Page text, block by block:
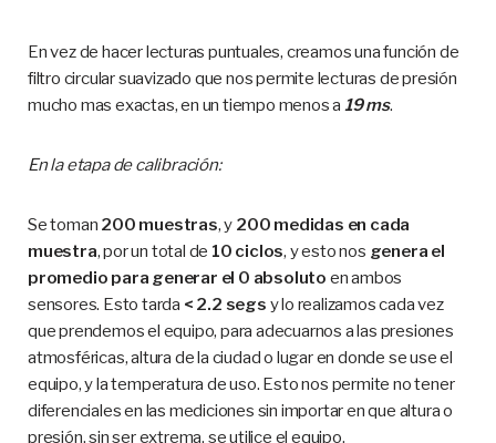
En vez de hacer lecturas puntuales, creamos una función de
filtro circular suavizado que nos permite lecturas de presión
mucho mas exactas, en un tiempo menos a 19 ms.
En la etapa de calibración:
Se toman 200 muestras, y 200 medidas en cada
muestra, por un total de 10 ciclos, y esto nos genera el
promedio para generar el 0 absoluto en ambos
sensores. Esto tarda < 2.2 segs y lo realizamos cada vez
que prendemos el equipo, para adecuarnos a las presiones
atmosféricas, altura de la ciudad o lugar en donde se use el
equipo, y la temperatura de uso. Esto nos permite no tener
diferenciales en las mediciones sin importar en que altura o
presión, sin ser extrema, se utilice el equipo.